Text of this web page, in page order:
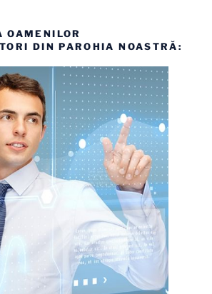
OAMENILOR
DIN PAROHIA NOASTRĂ: